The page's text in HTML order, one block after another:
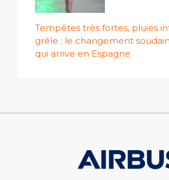
Tempêtes très fortes, pluies
grêle : le changement
qui arrive en Espagne